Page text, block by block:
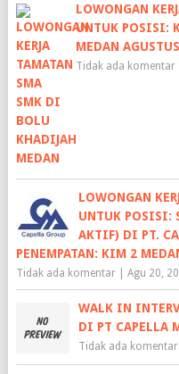
LOWONGAN
UNTUK POSISI:
MEDAN
Tidak ada komentar
LOWONGAN
UNTUK POSISI:
AKTIF) DI PT.
PENEMPATAN: KIM 2
Tidak ada komentar| Agu 20,
WALK IN
DI PT CAPELLA
Tidak ada komentar